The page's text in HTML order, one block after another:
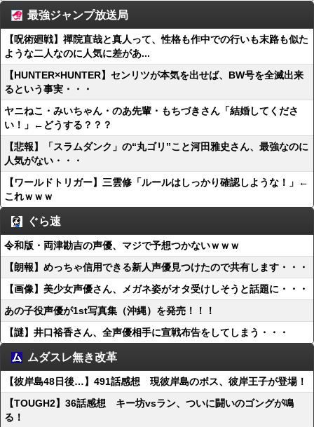
最強ジャンプ放送局
【呪術廻戦】禪院直哉と真人って、性格も作中での行いも末路も似た
ような二人なのに人気に差があ...
【HUNTER×HUNTER】センリツが本気を出せば、BW号を全滅出来
るという事実・・・
ヤニねこ・みいちゃん・のあ先輩・もちづきさん「結婚してくださ
い！」←どうする？？？
【悲報】「スラムダンク」の“丸ゴリ”こと河田雅史さん、最強なのに
人気がない・・・
【ワールドトリガー】三雲修「ルールはしっかり確認しような！」←
これｗｗｗ
ぐら速
令和版・両津勘吉の声優、マジで予想つかないｗｗｗ
【朗報】めっちゃ信用できる新人声優見つけたので共有します・・・
【画像】美少女声優さん、メガネ姿がオタ受けしそうと話題に・・・
あの子役声優が1st写真集（沖縄）を発売！！！
【謎】井口裕香さん、全声優相手に宣戦布告をしてしまう・・・
ムダスレ無き改革
【彼岸島48日後…】491話感想 現彼岸島のボス、彼岸王子が登場！
【TOUGH2】36話感想 キー坊vsラン、ついに闘いのゴングが鳴
る！